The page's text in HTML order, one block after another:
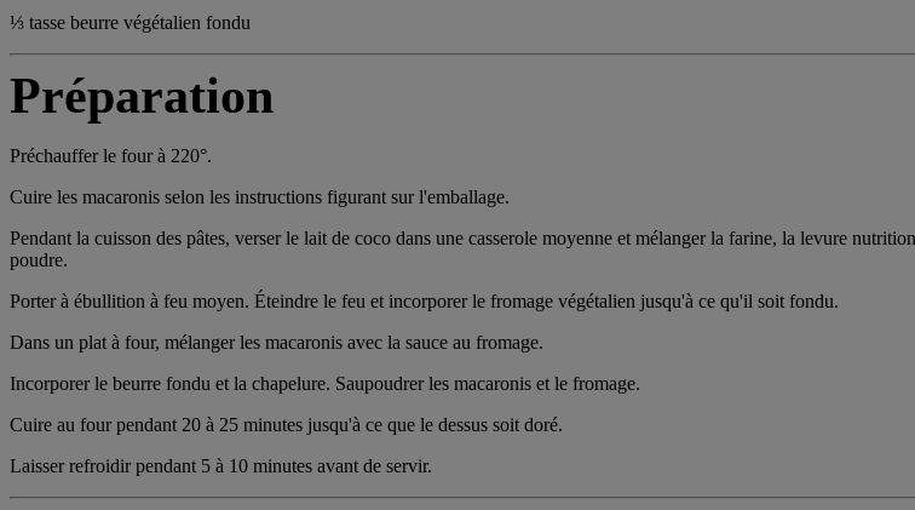
⅓ tasse beurre végétalien fondu
Préparation
Préchauffer le four à 220°.
Cuire les macaronis selon les instructions figurant sur l'emballage.
Pendant la cuisson des pâtes, verser le lait de coco dans une casserole moyenne et mélanger la farine, la levure
poudre.
Porter à ébullition à feu moyen. Éteindre le feu et incorporer le fromage végétalien jusqu'à ce qu'il soit fondu.
Dans un plat à four, mélanger les macaronis avec la sauce au fromage.
Incorporer le beurre fondu et la chapelure. Saupoudrer les macaronis et le fromage.
Cuire au four pendant 20 à 25 minutes jusqu'à ce que le dessus soit doré.
Laisser refroidir pendant 5 à 10 minutes avant de servir.